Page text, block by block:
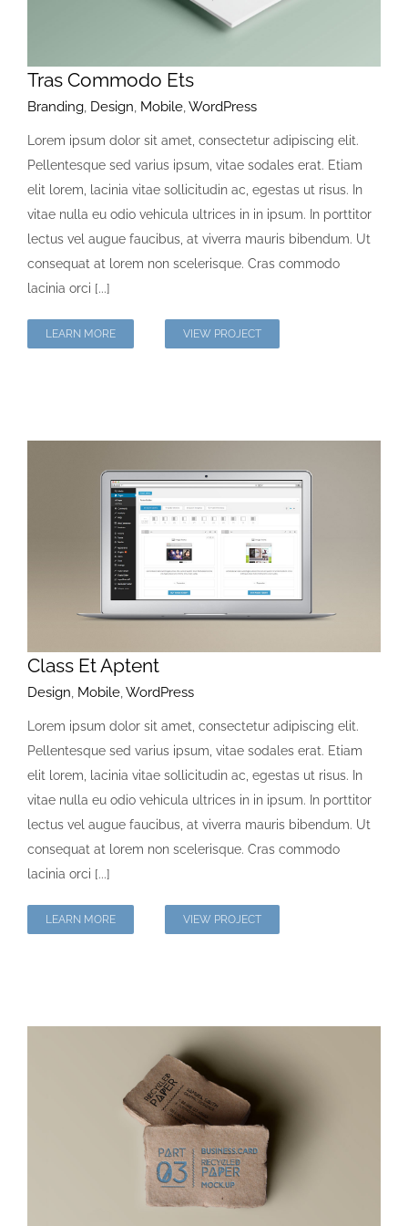
Tras Commodo Ets
Branding, Design, Mobile,WordPress
Lorem ipsum dolor sit amet, consectetur adipiscing elit.
Pellentesque sed varius ipsum, vitae sodales erat. Etiam
elit lorem, lacinia vitae sollicitudin ac, egestas ut risus. In
vitae nulla eu odio vehicula ultrices in in ipsum. In porttitor
lectus vel augue faucibus, at viverra mauris bibendum. Ut
consequat at lorem non scelerisque. Cras commodo
lacinia orci [...]
LEARN MORE VIEW PROJECT
Class Et Aptent
Design, Mobile,WordPress
Lorem ipsum dolor sit amet, consectetur adipiscing elit.
Pellentesque sed varius ipsum, vitae sodales erat. Etiam
elit lorem, lacinia vitae sollicitudin ac, egestas ut risus. In
vitae nulla eu odio vehicula ultrices in in ipsum. In porttitor
lectus vel augue faucibus, at viverra mauris bibendum. Ut
consequat at lorem non scelerisque. Cras commodo
lacinia orci [...]
LEARN MORE VIEW PROJECT